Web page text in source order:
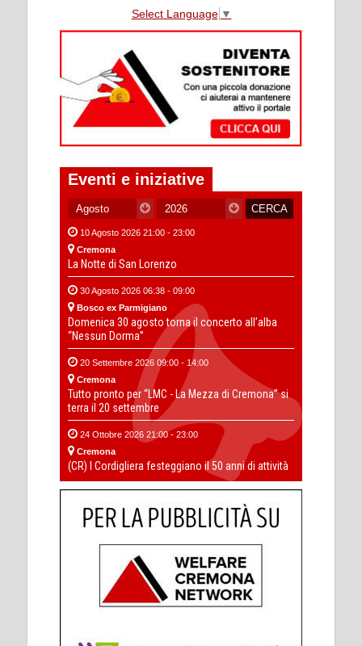
Select Language ▼
Eventi e iniziative
10 Agosto 2026 21:00 - 23:00
Cremona
La Notte di San Lorenzo
30 Agosto 2026 06:38 - 09:00
Bosco ex Parmigiano
Domenica 30 agosto torna il concerto all’alba
“Nessun Dorma”
20 Settembre 2026 09:00 - 14:00
Cremona
Tutto pronto per “LMC - La Mezza di Cremona” si
terra il 20 settembre
24 Ottobre 2026 21:00 - 23:00
Cremona
(CR) I Cordigliera festeggiano il 50 anni di attività